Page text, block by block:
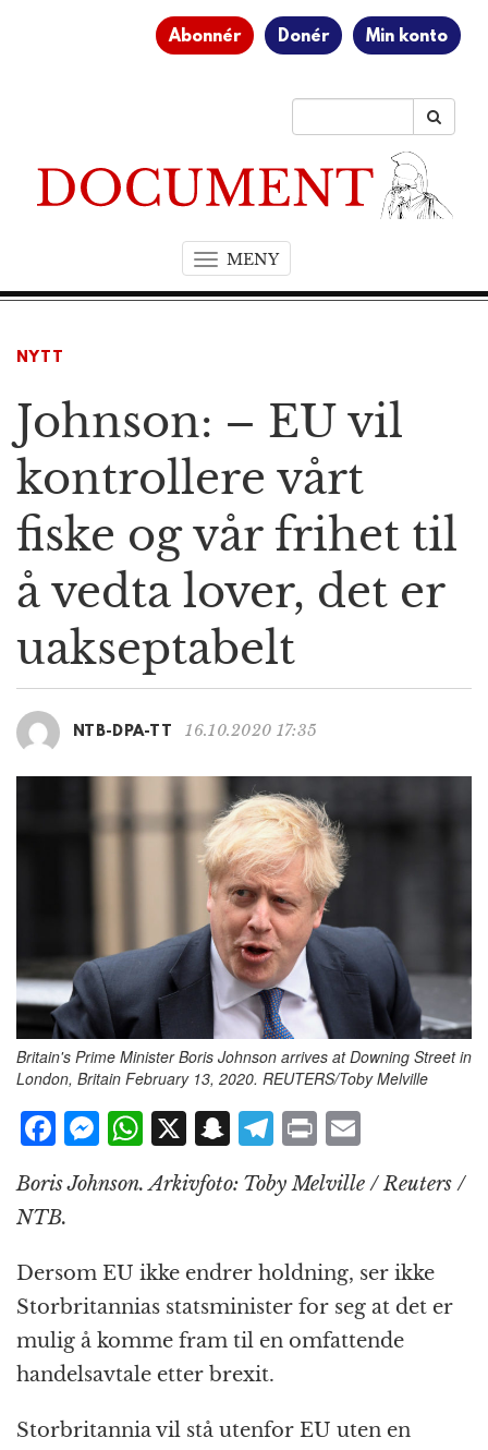
Abonnér Donér Min konto
MENYT
o
n
a
i
a
t
o
NYTT
Johnson: – EU vil
kontrollere vårt
fiske og vår frihet til
å vedta lover, det er
uakseptabelt
NTB-DPA-TT 16.10.2020 17:35
Britain's Prime Minister Boris Johnson arrives at Downing Street in
London, Britain February 13, 2020. REUTERS/Toby Melville
F
c
e
b
o
o
k
M
ss
n
g
e
r
W
at
A
p
p
X S
a
c
h
at
T
e
r
a
m
P
ri
n ai
Boris Johnson. Arkivfoto: Toby Melville / Reuters /
NTB.
Dersom EU ikke endrer holdning, ser ikke
Storbritannias statsminister for seg at det er
mulig å komme fram til en omfattende
handelsavtale etter brexit.
Storbritannia vil stå utenfor EU uten en